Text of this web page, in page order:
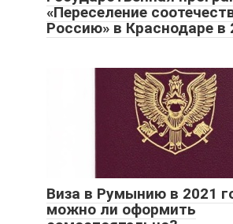
«Переселение
Россию» в Краснодаре в
Виза в Румынию в 2021
можно ли оформить